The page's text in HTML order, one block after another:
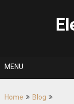
MENU
Home
Blog